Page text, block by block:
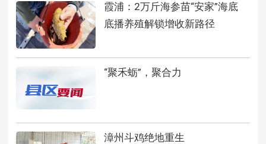
霞浦：2万斤海参苗“安家”海底
底播养殖解锁增收新路径
“聚禾蛎”，聚合力
漳州斗鸡绝地重生